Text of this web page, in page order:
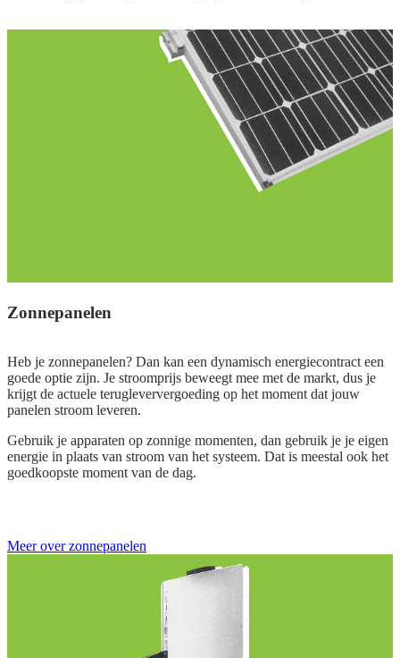
Zonnepanelen
Heb je zonnepanelen? Dan kan een dynamisch energiecontract een
goede optie zijn. Je stroomprijs beweegt mee met de markt, dus je
krijgt de actuele terugleververgoeding op het moment dat jouw
panelen stroom leveren.
Gebruik je apparaten op zonnige momenten, dan gebruik je je eigen
energie in plaats van stroom van het systeem. Dat is meestal ook het
goedkoopste moment van de dag.
Meer over zonnepanelen